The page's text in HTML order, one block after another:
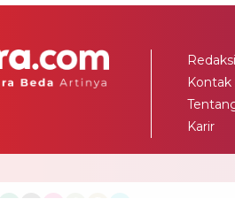
Redaksi
Kontak
Karir